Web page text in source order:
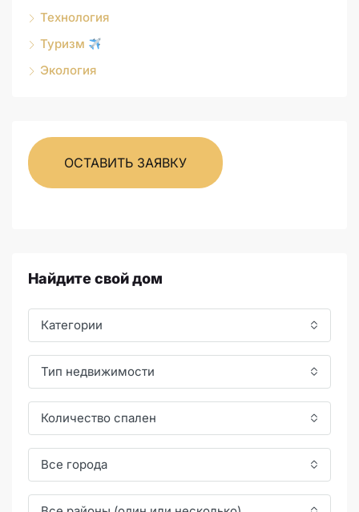
Технология
Туризм
Экология
ОСТАВИТЬ ЗАЯВКУ
Найдите свой дом
Категории
Тип недвижимости
Количество спален
Все города